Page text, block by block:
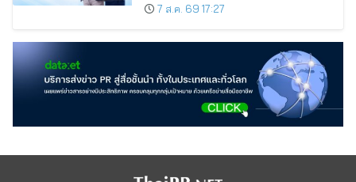
7 ส.ค. 69 17:27